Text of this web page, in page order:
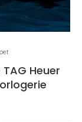
Heuer